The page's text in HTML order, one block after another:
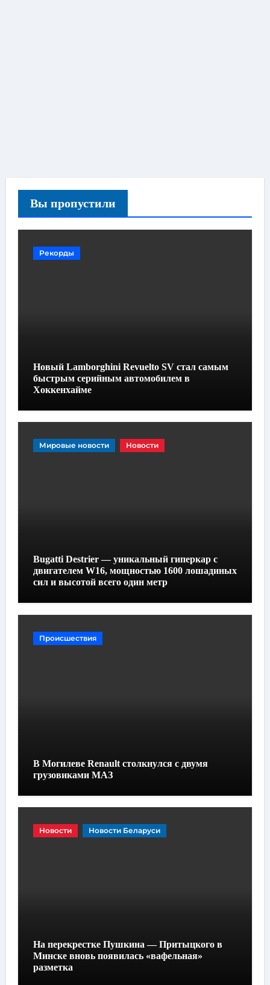
Вы пропустили
Рекорды
Новый Lamborghini Revuelto SV стал самым
быстрым серийным автомобилем в
Хоккенхайме
Мировые новости Новости
Bugatti Destrier — уникальный гиперкар с
двигателем W16, мощностью 1600 лошадиных
сил и высотой всего один метр
Происшествия
В Могилеве Renault столкнулся с двумя
грузовиками МАЗ
Новости Новости Беларуси
На перекрестке Пушкина — Притыцкого в
Минске вновь появилась «вафельная»
разметка